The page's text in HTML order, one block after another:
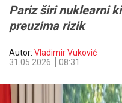
Pariz širi nuklearni
preuzima rizik
Autor: Vladimir Vuković
31.05.2026.
08:31